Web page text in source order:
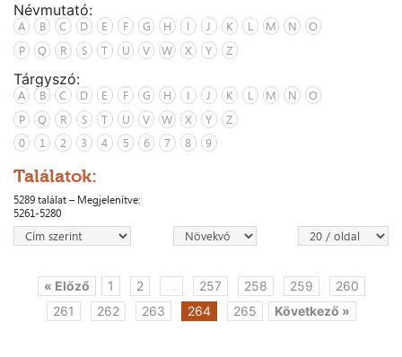
Névmutató:
A B C D E F G H I J K L M N
O
P
Q R S T U V W X Y Z
Tárgyszó:
A B C D E F G H I J K L M N
O
P
Q R S T U V W X Y
Z
0
1 2 3 4 5 6 7 8 9
Találatok:
5289 találat – Megjelenítve:
5261-5280
« Előző 1 2 257 258 259
260
261
262 263 264 265 Következő »